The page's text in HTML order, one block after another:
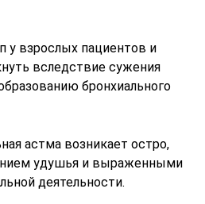
у взрослых пациентов и
вследствие сужения
бронхиального
астма возникает остро,
удушья и выраженными
деятельности.